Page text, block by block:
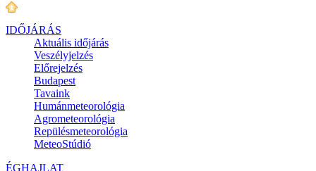
IDŐJÁRÁS
Aktuális időjárás
Veszélyjelzés
Előrejelzés
Budapest
Tavaink
Humánmeteorológia
Agrometeorológia
Repülésmeteorológia
MeteoStúdió
ÉGHAJLAT